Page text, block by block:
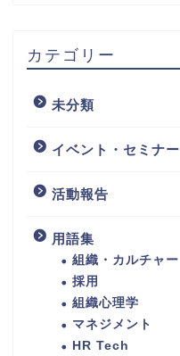
カテゴリー
未分類
イベント・セミナー
活動報告
用語集
組織・カルチャー
採用
組織心理学
マネジメント
HR Tech